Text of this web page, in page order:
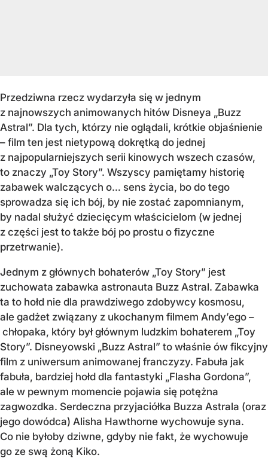
Przedziwna rzecz wydarzyła się w jednym
z najnowszych animowanych hitów Disneya „Buzz
Astral”. Dla tych, którzy nie oglądali, krótkie objaśnienie
– film ten jest nietypową dokrętką do jednej
z najpopularniejszych serii kinowych wszech czasów,
to znaczy „Toy Story”. Wszyscy pamiętamy historię
zabawek walczących o… sens życia, bo do tego
sprowadza się ich bój, by nie zostać zapomnianym,
by nadal służyć dziecięcym właścicielom (w jednej
z części jest to także bój po prostu o fizyczne
przetrwanie).
Jednym z głównych bohaterów „Toy Story” jest
zuchowata zabawka astronauta Buzz Astral. Zabawka
ta to hołd nie dla prawdziwego zdobywcy kosmosu,
ale gadżet związany z ukochanym filmem Andy’ego –
chłopaka, który był głównym ludzkim bohaterem „Toy
Story”. Disneyowski „Buzz Astral” to właśnie ów fikcyjny
film z uniwersum animowanej franczyzy. Fabuła jak
fabuła, bardziej hołd dla fantastyki „Flasha Gordona”,
ale w pewnym momencie pojawia się potężna
zagwozdka. Serdeczna przyjaciółka Buzza Astrala (oraz
jego dowódca) Alisha Hawthorne wychowuje syna.
Co nie byłoby dziwne, gdyby nie fakt, że wychowuje
go ze swą żoną Kiko.